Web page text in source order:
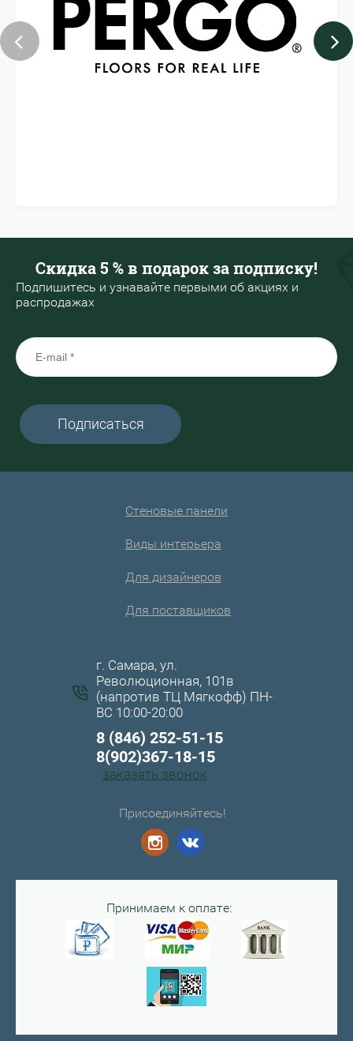
Скидка 5 % в подарок за подписку!
Подпишитесь и узнавайте первыми об акциях и
распродажах
Подписаться
Стеновые панели
Виды интерьера
Для дизайнеров
Для поставщиков
г. Самара, ул.
Революционная, 101в
(напротив ТЦ Мягкофф) ПН-
ВС 10:00-20:00
8 (846) 252-51-15
8(902)367-18-15
заказать звонок
Присоединяйтесь!
Принимаем к оплате: